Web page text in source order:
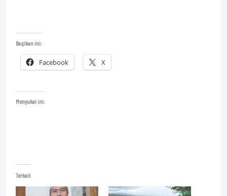
Bagikan ini:
Facebook X
Menyukai ini:
Terkait